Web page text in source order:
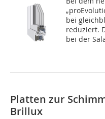
bei
reduziert.
bei der
Platten zur
Brillux